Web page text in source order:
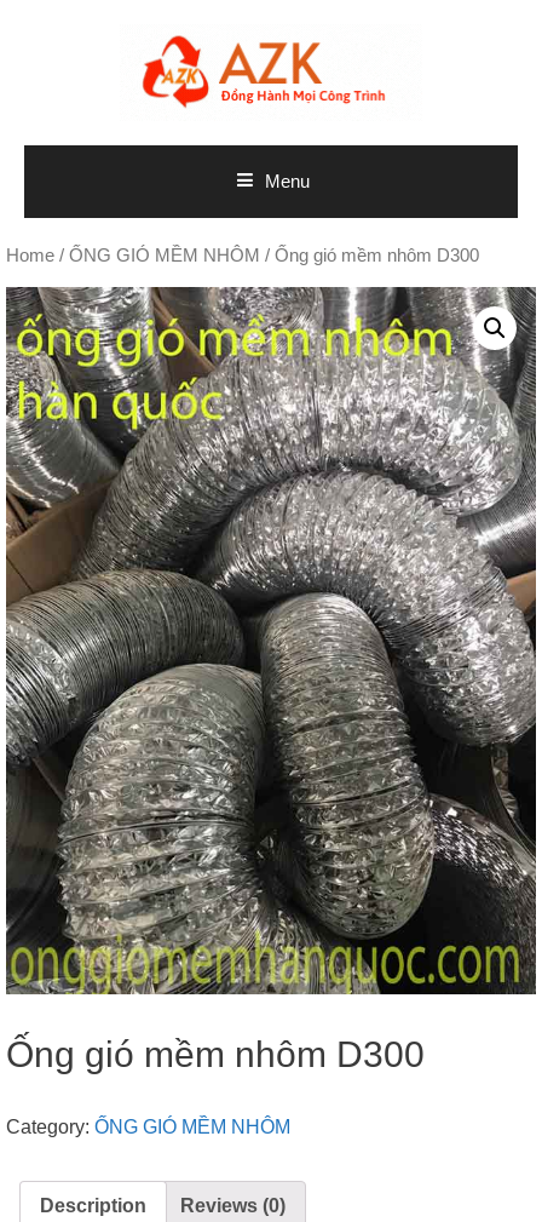
Menu
Home / ỐNG GIÓ MỀM NHÔM / Ống gió mềm nhôm D300
Ống gió mềm nhôm D300
Category: ỐNG GIÓ MỀM NHÔM
Description Reviews (0)